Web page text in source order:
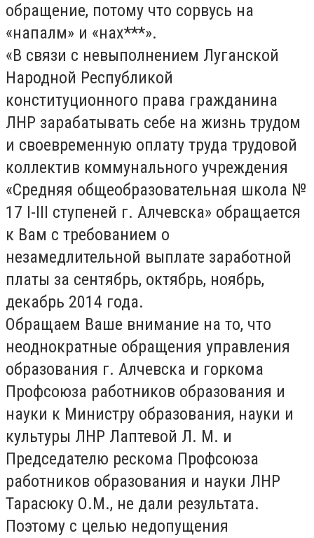
обращение, потому что сорвусь на
«напалм» и «нах***».
«В связи с невыполнением Луганской
Народной Республикой
конституционного права гражданина
ЛНР зарабатывать себе на жизнь трудом
и своевременную оплату труда трудовой
коллектив коммунального учреждения
«Средняя общеобразовательная школа №
17 I-III ступеней г. Алчевска» обращается
к Вам с требованием о
незамедлительной выплате заработной
платы за сентябрь, октябрь, ноябрь,
декабрь 2014 года.
Обращаем Ваше внимание на то, что
неоднократные обращения управления
образования г. Алчевска и горкома
Профсоюза работников образования и
науки к Министру образования, науки и
культуры ЛНР Лаптевой Л. М. и
Председателю рескома Профсоюза
работников образования и науки ЛНР
Тарасюку О.М., не дали результата.
Поэтому с целью недопущения